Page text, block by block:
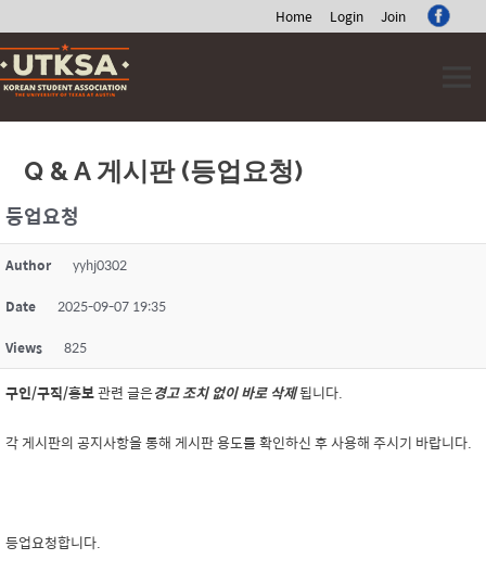
Home Login Join
Skip
to
content
Q & A 게시판 (등업요청)
등업요청
Author yyhj0302
Date 2025-09-07 19:35
Views 825
구인/구직/홍보관련 글은경고 조치 없이 바로 삭제됩니다.
각 게시판의 공지사항을 통해 게시판 용도를 확인하신 후 사용해 주시기 바랍니다.
등업요청합니다.